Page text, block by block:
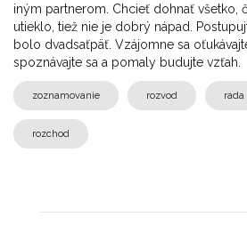
iným partnerom. Chcieť dohnať všetko,
utieklo, tiež nie je dobrý nápad.
bolo dvadsaťpäť. Vzájomne sa
spoznávajte sa a pomaly budujte vzťah.
zoznamovanie rozvod rada
rozchod